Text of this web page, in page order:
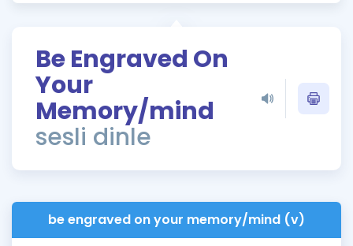
Blog
İngilizce Gramer
Be Engraved On
Your
Memory/mind
sesli dinle
be engraved on your memory/mind (v)